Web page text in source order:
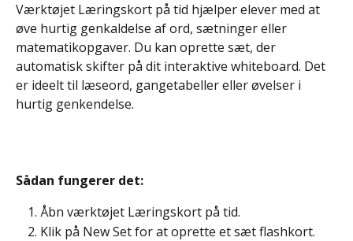
Værktøjet Læringskort på tid hjælper elever med at
øve hurtig genkaldelse af ord, sætninger eller
matematikopgaver. Du kan oprette sæt, der
automatisk skifter på dit interaktive whiteboard. Det
er ideelt til læseord, gangetabeller eller øvelser i
hurtig genkendelse.
Sådan fungerer det:
Åbn værktøjet Læringskort på tid.
Klik på New Set for at oprette et sæt flashkort.